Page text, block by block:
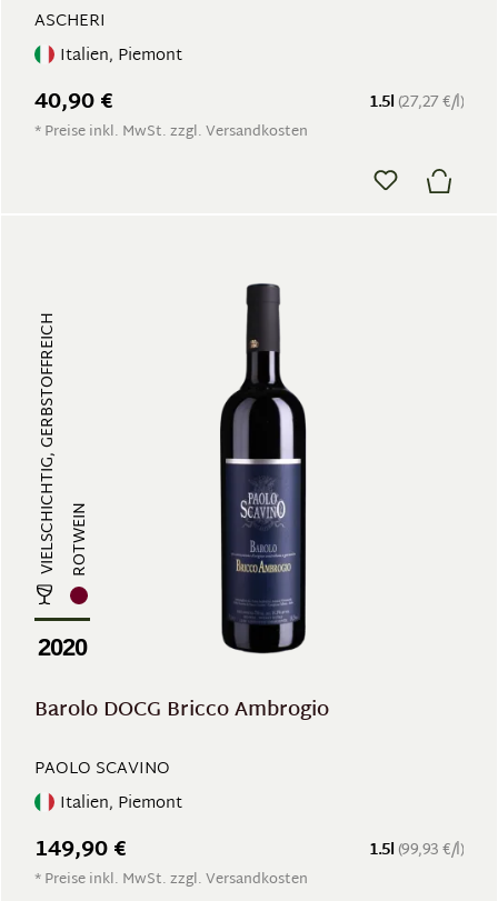
ASCHERI
Italien, Piemont
1.5l (27,27 €/l)
40,90 €
* Preise inkl. MwSt. zzgl. Versandkosten
VIELSCHICHTIG, GERBSTOFFREICH ROTWEIN
2020
Barolo DOCG Bricco Ambrogio
PAOLO SCAVINO
Italien, Piemont
1.5l (99,93 €/l)
149,90 €
* Preise inkl. MwSt. zzgl. Versandkosten